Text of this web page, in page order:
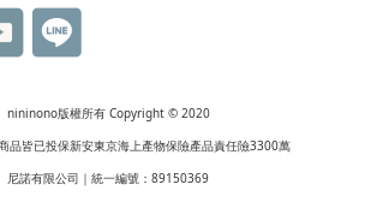
nininono版權所有 Copyright © 2020
品皆已投保新安東京海上產物保險產品責任險3300萬
尼諾有限公司｜統一編號：89150369